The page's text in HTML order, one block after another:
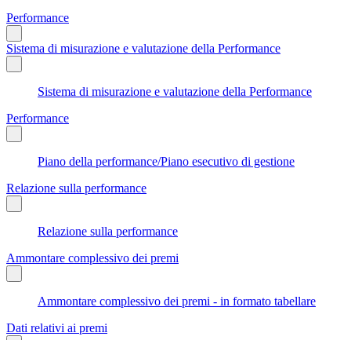
Performance
Sistema di misurazione e valutazione della Performance
Sistema di misurazione e valutazione della Performance
Performance
Piano della performance/Piano esecutivo di gestione
Relazione sulla performance
Relazione sulla performance
Ammontare complessivo dei premi
Ammontare complessivo dei premi - in formato tabellare
Dati relativi ai premi